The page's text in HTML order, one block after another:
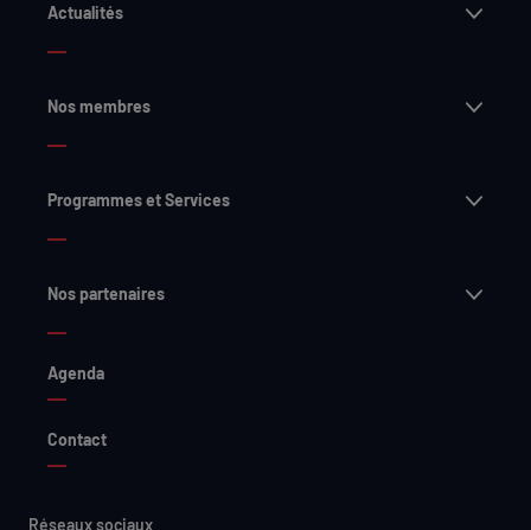
Actualités
Nos membres
Programmes et Services
Nos partenaires
Agenda
Contact
Réseaux sociaux